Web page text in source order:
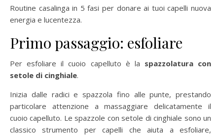
Routine casalinga in 5 fasi per donare ai tuoi capelli nuova
energia e lucentezza.
Primo passaggio: esfoliare
Per esfoliare il cuoio capelluto è la spazzolatura con
setole di cinghiale.
Inizia dalle radici e spazzola fino alle punte, prestando
particolare attenzione a massaggiare delicatamente il
cuoio capelluto. Le spazzole con setole di cinghiale sono un
classico strumento per capelli che aiuta a esfoliare,